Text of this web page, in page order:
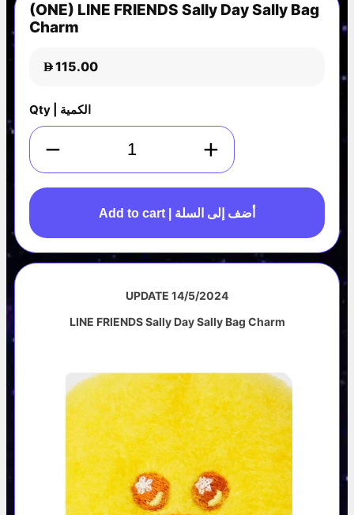
(ONE) LINE FRIENDS Sally Day Sally Bag
Charm
D115.00
Qty | الكمية
− +
Add to cart | أضف إلى السلة
UPDATE 14/5/2024
LINE FRIENDS Sally Day Sally Bag Charm